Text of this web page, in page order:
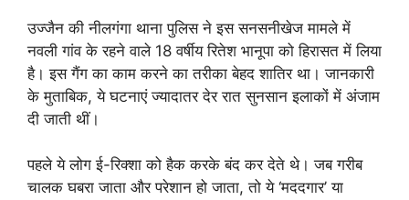
उज्जैन की नीलगंगा थाना पुलिस ने इस सनसनीखेज मामले में
नवली गांव के रहने वाले 18 वर्षीय रितेश भानूपा को हिरासत में लिया
है। इस गैंग का काम करने का तरीका बेहद शातिर था। जानकारी
के मुताबिक, ये घटनाएं ज्यादातर देर रात सुनसान इलाकों में अंजाम
दी जाती थीं।
पहले ये लोग ई-रिक्शा को हैक करके बंद कर देते थे। जब गरीब
चालक घबरा जाता और परेशान हो जाता, तो ये ‘मददगार’ या